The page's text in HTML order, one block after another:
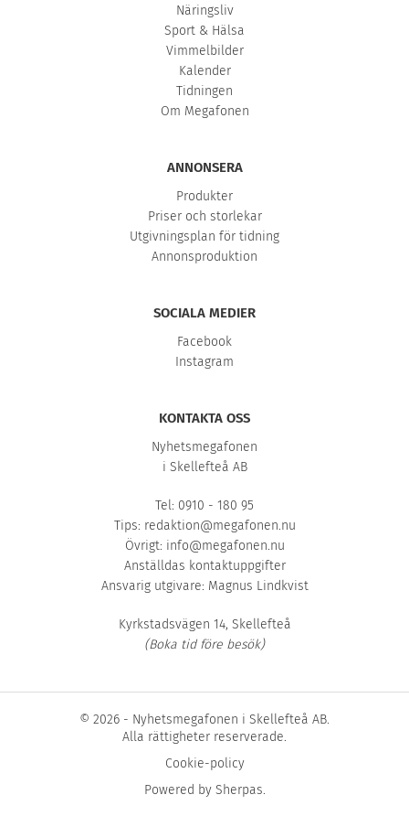
Näringsliv
Sport & Hälsa
Vimmelbilder
Kalender
Tidningen
Om Megafonen
ANNONSERA
Produkter
Priser och storlekar
Utgivningsplan för tidning
Annonsproduktion
SOCIALA MEDIER
Facebook
Instagram
KONTAKTA OSS
Nyhetsmegafonen
i Skellefteå AB
Tel: 0910 - 180 95
Tips: redaktion@megafonen.nu
Övrigt: info@megafonen.nu
Anställdas kontaktuppgifter
Ansvarig utgivare: Magnus Lindkvist
Kyrkstadsvägen 14, Skellefteå
(Boka tid före besök)
© 2026 - Nyhetsmegafonen i Skellefteå AB.
Alla rättigheter reserverade.
Cookie-policy
Powered by Sherpas.